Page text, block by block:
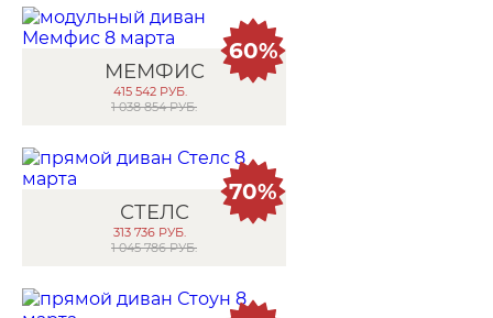
МЕМФИС
415 542 РУБ.
1 038 854 РУБ.
60%
СТЕЛС
313 736 РУБ.
1 045 786 РУБ.
70%